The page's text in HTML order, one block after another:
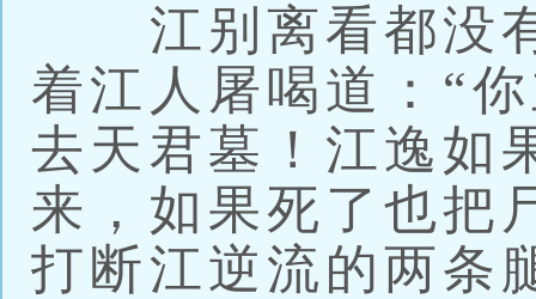
江别离看都没有
着江人屠喝道：“
去天君墓！江逸如
来，如果死了也
打断江逆流的两条